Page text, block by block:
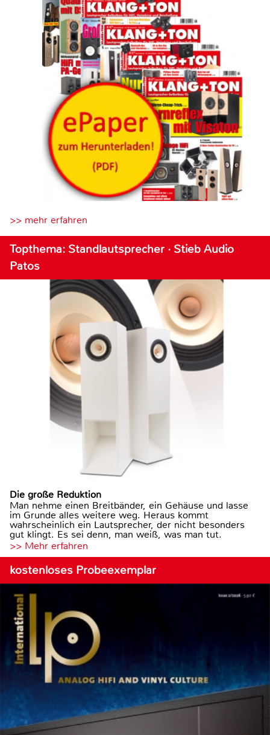
>> mehr erfahren
Topthema: Standlautsprecher · Stieb Audio
Patos
Die große Reduktion
Man nehme einen Breitbänder, ein Gehäuse und lasse
im Grunde alles weitere weg. Heraus kommt
wahrscheinlich ein Lautsprecher, der nicht besonders
gut klingt. Es sei denn, man weiß, was man tut.
>> Mehr erfahren
kostenloses Probeexemplar